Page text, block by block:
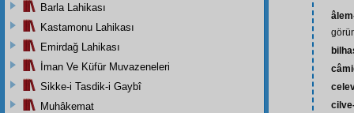
Barla Lahikası
Kastamonu Lahikası
Emirdağ Lahikası
İman Ve Küfür Muvazeneleri
Sikke-i Tasdik-i Gaybî
Muhâkemat